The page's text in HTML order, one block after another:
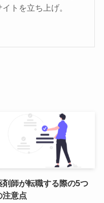
トを立ち上げ。
剤師が転職する際の5つ
注意点